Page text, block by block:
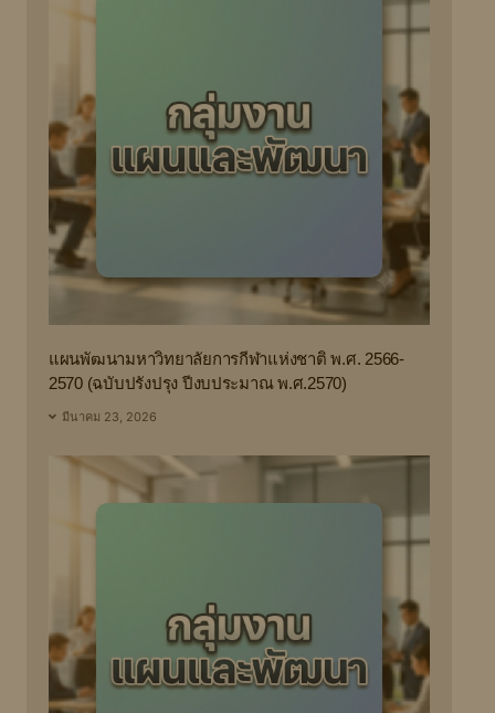
แผนพัฒนามหาวิทยาลัยการกีฬาแห่งชาติ พ.ศ. 2566-
2570 (ฉบับปรังปรุง ปีงบประมาณ พ.ศ.2570)
มีนาคม 23, 2026